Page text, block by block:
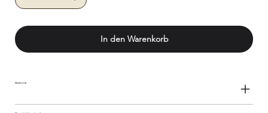
In den Warenkorb
Material